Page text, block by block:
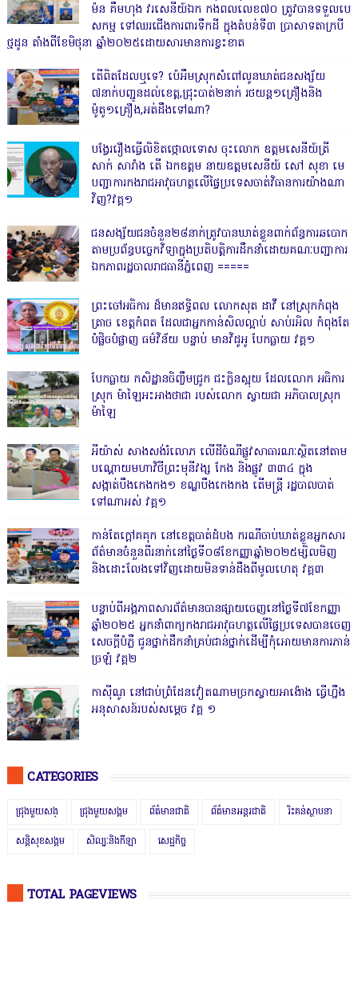
ម៉ន គឹមហុង វរសេនីយ៍ឯក កងពលលេខ៧០ ត្រូវបានទទួលបេ
សកម្ម ទៅឈរជើងការពារទឹកដី ក្នុងតំបន់ទី៣ ប្រាសាទតាក្របី
ថ្មដូន តាំងពីខែមិថុនា ឆ្នាំ២០២៥ដោយសារមានការខ្វះខាត
តើពិតដែលឬទេ? ប៉េអឹមស្រុកសំពៅលូនឃាត់ជនសង្ស័យ
៧នាក់បញ្ជូនដល់ខេត្ត,ជ្រុះបាត់២នាក់ រថយន្ត១គ្រឿងនិង
ម៉ូតូ១គ្រឿង,អត់ដឹងទៅណា?
បង្វែររឿងធ្វើលិខិតថ្កោលទោស ចុះលោក ឧត្តមសេនីយ៍ត្រី
សាក់ សារាំង តើ ឯកឧត្តម នាយឧត្តមសេនីយ៍ សៅ សុខា មេ
បញ្ជាការកងរាជអាវុធហត្ថលើផ្ទៃប្រទេសចាត់វិធានការយ៉ាងណា
វិញ?វគ្គ១
ជនសង្ស័យជនចំនួន២៨នាក់ត្រូវបានឃាត់ខ្លួនពាក់ព័ន្ធការឆបោក
តាមប្រព័ន្ធបច្ចេកវិទ្យាក្នុងប្រតិបត្តិការដឹកនាំដោយគណៈបញ្ជាការ
ឯកភាពរដ្ឋបាលរាជធានីភ្នំពេញ ‎=====
ព្រះចៅអធិការ ដ៏មានឥទ្ធិពល លោកសុត ដាវី នៅស្រុកកំពុង
ត្រាច ខេត្តកំពត ដែលជាអ្នកកាន់សិលល្អាប់ សាប់រអិល កំពុងតែ
បំផ្លិចបំផ្លាញ ធម៌វិន័យ បន្ទាប់ មានវិដូអូ បែកធ្លាយ វគ្គ១
បែកធ្លាយ កសិដ្ឋានចិញ្ចឹមជ្រូក ជះក្លិនស្អុយ ដែលលោក អធិការ
ស្រុក ម៉ាឡៃអះអាងថាជា របស់លោក ស្វាយជា អភិបាលស្រុក
ម៉ាឡៃ
អីយ៉ាស់ សាងសង់រំលោភ លើដីចំណីផ្លូវសាធារណៈស្ថិតនៅតាម
បណ្ដោយមហាវិថីព្រះមុនីវង្ស កែង និងផ្លូវ ៣៣៤ ក្នុង
សង្កាត់បឹងកេងកង១ ខណ្ឌបឹងកេងកង តើមន្ត្រី រដ្ឋបាលបាត់
ទៅណាអស់ វគ្គ១
កាន់តែក្តៅគគុក នៅខេត្តបាត់ដំបង ករណីចាប់ឃាត់ខ្លួនអ្នកសារ
ព័ត៌មានចំនួនពីរនាក់នៅថ្ងៃទី០៨ខែកញ្ញាឆ្នាំ២០២៥ម្សិលមិញ
និងដោះលែងទៅវិញដោយមិនទាន់ដឹងពីមូលហេតុ វគ្គ៣
បន្ទាប់ពីអង្គភាពសារព័ត៌មានបានផ្សាយចេញនៅថ្ងៃទី៧ខែកញ្ញា
ឆ្នាំ២០២៥ អ្នកនាំពាក្យកងរាជអាវុធហត្ថលើផ្ទៃប្រទេសបានចេញ
សេចក្តីបំភ្លឺ ជូនថ្នាក់ដឹកនាំគ្រប់ជាន់ថ្នាក់ដើម្បីកុំអោយមានការភាន់
ច្រឡំ វគ្គ២
កាសុីណូ នៅជាប់ព្រំដែនវៀតណាមច្រកស្វាយអាង៉ោង ធ្វើហ្នឹង
អនុសាសន៍របស់សម្ដេច វគ្គ ១
CATEGORIES
ជ្រុងមួយសង្ ជ្រុងមួយសង្គម ព័ត៌មានជាតិ ព័ត៌មានអន្តរជាតិ រិះគន់ស្ថាបនា
សន្តិសុខសង្គម សិល្បៈនិងកីឡា សេដ្ឋកិច្ច
TOTAL PAGEVIEWS